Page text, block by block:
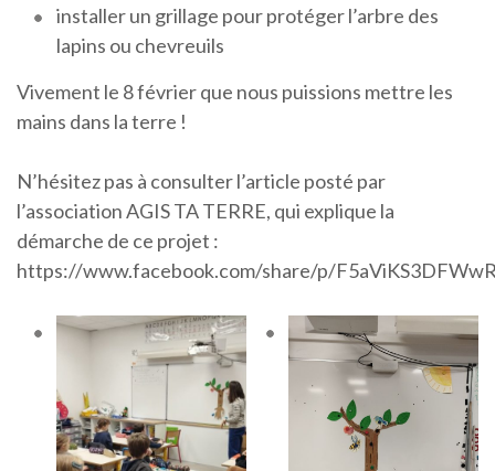
installer un grillage pour protéger l’arbre des
lapins ou chevreuils
Vivement le 8 février que nous puissions mettre les
mains dans la terre !
N’hésitez pas à consulter l’article posté par
l’association AGIS TA TERRE, qui explique la
démarche de ce projet :
https://www.facebook.com/share/p/